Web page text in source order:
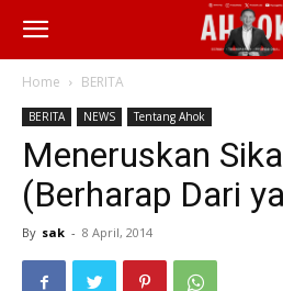
Home BERITA
BERITA NEWS Tentang Ahok
Meneruskan
(Berharap Dari
By sak - 8 April, 2014